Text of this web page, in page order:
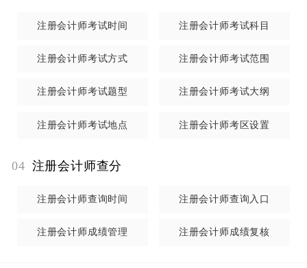
问题的能力。综合阶段考试设职业能力综合测试科目。
注册会计师考试时间 注册会计师考试科目
注册会计师考试方式 注册会计师考试范围
注册会计师考试题型 注册会计师考试大纲
注册会计师考试地点 注册会计师考区设置
04 注册会计师查分
注册会计师查询时间 注册会计师查询入口
注册会计师成绩管理 注册会计师成绩复核